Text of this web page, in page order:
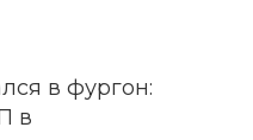
в фургон:
в